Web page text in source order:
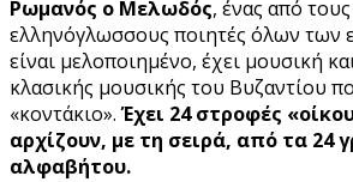
Ρωμανός ο Μελωδός, ένας από
ελληνόγλωσσους ποιητές όλων των
είναι μελοποιημένο, έχει μουσική
κλασικής μουσικής του Βυζαντίου
«κοντάκιο».Έχει 24 στροφές
αρχίζουν, με τη σειρά, από τα 24
αλφαβήτου.